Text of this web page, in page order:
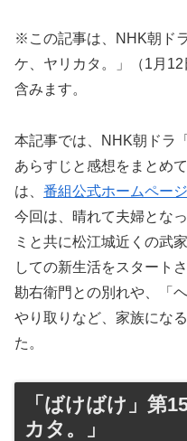
※この記事は、NHK朝ド
ケ、ヤリカタ。」（1月
含みます。
本記事では、NHK朝ドラ
あらすじと感想をまとめ
は、 番組公式ホームページ
今回は、晴れて夫婦とな
ミと共に松江城近くの武
しての新生活をスタートさ
勘右衛門との別れや、「
やり取りなど、家族にな
た。
「ばけばけ」第
カタ。」